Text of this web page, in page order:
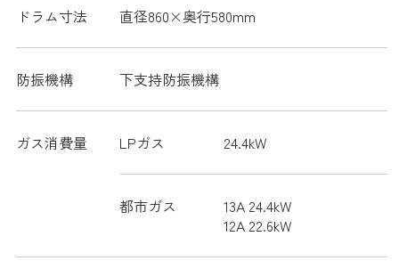
ドラム寸法 直径860×奥行580mm
防振機構 下支持防振機構
ガス消費量 LPガス 24.4kW
都市ガス
13A 24.4kW
12A 22.6kW